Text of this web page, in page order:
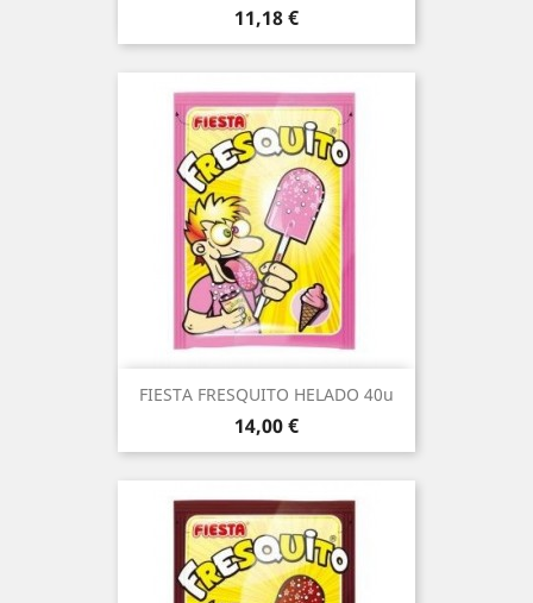
Prezo
11,18 €
FIESTA FRESQUITO HELADO 40u
Prezo
14,00 €